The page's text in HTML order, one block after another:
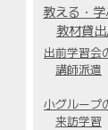
教える・
教材貸出
出前学習会
講師派遣
小グループ
来訪学習